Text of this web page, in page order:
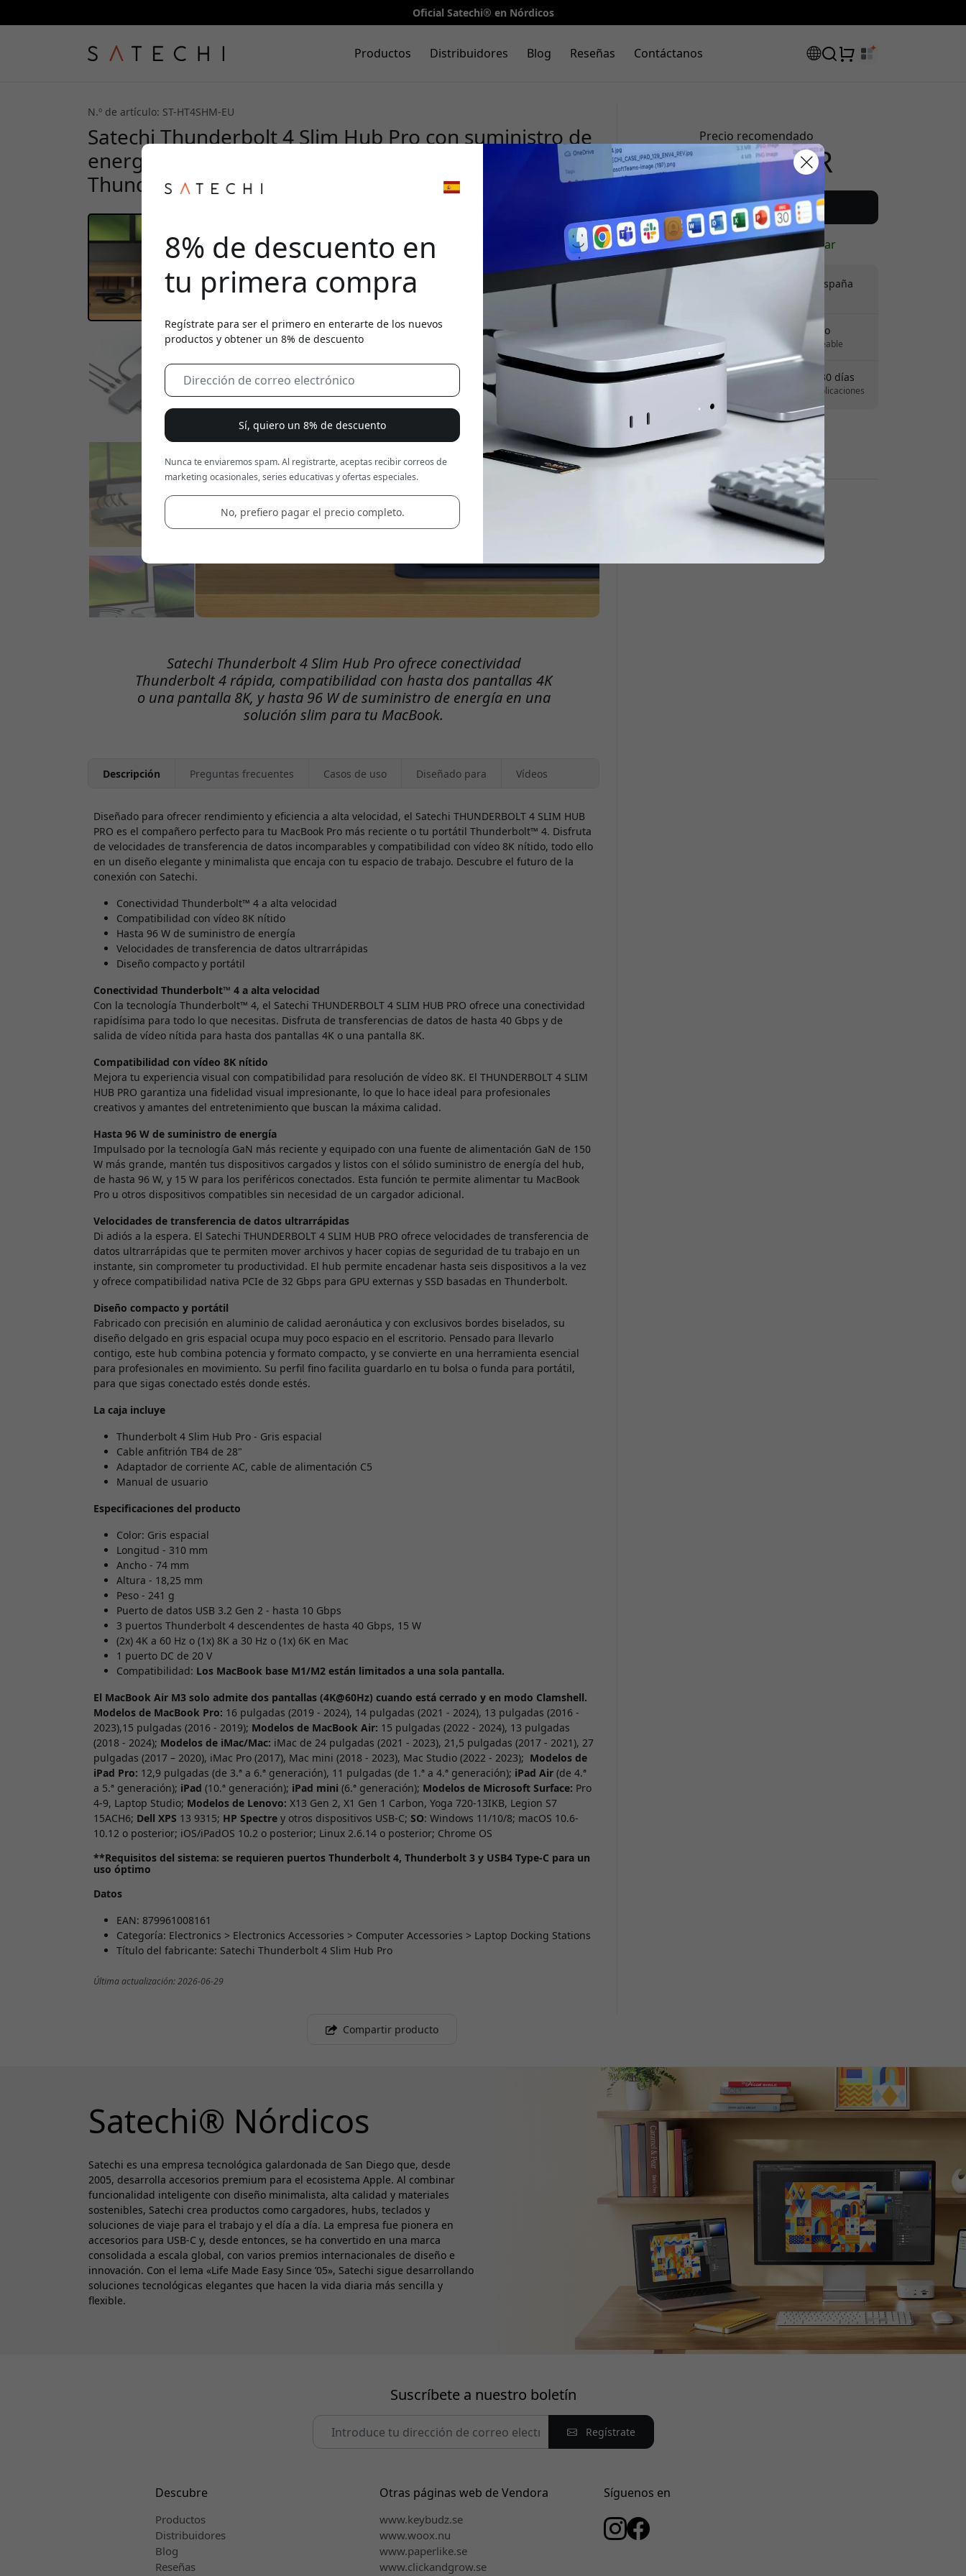
Oficial Satechi® en Nórdicos
Productos Distribuidores Blog Reseñas Contáctanos
N.º de artículo: ST-HT4SHM-EU
Satechi Thunderbolt 4 Slim Hub Pro con suministro de
energía de 96 W, compatibilidad con 8K y tres puertos
Thunderbolt - Gris espacial
Satechi Thunderbolt 4 Slim Hub Pro ofrece conectividad
Thunderbolt 4 rápida, compatibilidad con hasta dos pantallas 4K
o una pantalla 8K, y hasta 96 W de suministro de energía en una
solución slim para tu MacBook.
Descripción Preguntas frecuentes Casos de uso Diseñado para Vídeos
Diseñado para ofrecer rendimiento y eficiencia a alta velocidad, el Satechi THUNDERBOLT 4 SLIM HUB
PRO es el compañero perfecto para tu MacBook Pro más reciente o tu portátil Thunderbolt™ 4. Disfruta
de velocidades de transferencia de datos incomparables y compatibilidad con vídeo 8K nítido, todo ello
en un diseño elegante y minimalista que encaja con tu espacio de trabajo. Descubre el futuro de la
conexión con Satechi.
Conectividad Thunderbolt™ 4 a alta velocidad
Compatibilidad con vídeo 8K nítido
Hasta 96 W de suministro de energía
Velocidades de transferencia de datos ultrarrápidas
Diseño compacto y portátil
Conectividad Thunderbolt™ 4 a alta velocidad
Con la tecnología Thunderbolt™ 4, el Satechi THUNDERBOLT 4 SLIM HUB PRO ofrece una conectividad
rapidísima para todo lo que necesitas. Disfruta de transferencias de datos de hasta 40 Gbps y de
salida de vídeo nítida para hasta dos pantallas 4K o una pantalla 8K.
Compatibilidad con vídeo 8K nítido
Mejora tu experiencia visual con compatibilidad para resolución de vídeo 8K. El THUNDERBOLT 4 SLIM
HUB PRO garantiza una fidelidad visual impresionante, lo que lo hace ideal para profesionales
creativos y amantes del entretenimiento que buscan la máxima calidad.
Hasta 96 W de suministro de energía
Impulsado por la tecnología GaN más reciente y equipado con una fuente de alimentación GaN de 150
W más grande, mantén tus dispositivos cargados y listos con el sólido suministro de energía del hub,
de hasta 96 W, y 15 W para los periféricos conectados. Esta función te permite alimentar tu MacBook
Pro u otros dispositivos compatibles sin necesidad de un cargador adicional.
Velocidades de transferencia de datos ultrarrápidas
Di adiós a la espera. El Satechi THUNDERBOLT 4 SLIM HUB PRO ofrece velocidades de transferencia de
datos ultrarrápidas que te permiten mover archivos y hacer copias de seguridad de tu trabajo en un
instante, sin comprometer tu productividad. El hub permite encadenar hasta seis dispositivos a la vez
y ofrece compatibilidad nativa PCIe de 32 Gbps para GPU externas y SSD basadas en Thunderbolt.
Diseño compacto y portátil
Fabricado con precisión en aluminio de calidad aeronáutica y con exclusivos bordes biselados, su
diseño delgado en gris espacial ocupa muy poco espacio en el escritorio. Pensado para llevarlo
contigo, este hub combina potencia y formato compacto, y se convierte en una herramienta esencial
para profesionales en movimiento. Su perfil fino facilita guardarlo en tu bolsa o funda para portátil,
para que sigas conectado estés donde estés.
La caja incluye
Thunderbolt 4 Slim Hub Pro - Gris espacial
Cable anfitrión TB4 de 28"
Adaptador de corriente AC, cable de alimentación C5
Manual de usuario
Especificaciones del producto
Color: Gris espacial
Longitud - 310 mm
Ancho - 74 mm
Altura - 18,25 mm
Peso - 241 g
Puerto de datos USB 3.2 Gen 2 - hasta 10 Gbps
3 puertos Thunderbolt 4 descendentes de hasta 40 Gbps, 15 W
(2x) 4K a 60 Hz o (1x) 8K a 30 Hz o (1x) 6K en Mac
1 puerto DC de 20 V
Compatibilidad: Los MacBook base M1/M2 están limitados a una sola pantalla.
El MacBook Air M3 solo admite dos pantallas (4K@60Hz) cuando está cerrado y en modo Clamshell.
Modelos de MacBook Pro: 16 pulgadas (2019 - 2024), 14 pulgadas (2021 - 2024), 13 pulgadas (2016 -
2023),15 pulgadas (2016 - 2019); Modelos de MacBook Air: 15 pulgadas (2022 - 2024), 13 pulgadas
(2018 - 2024); Modelos de iMac/Mac: iMac de 24 pulgadas (2021 - 2023), 21,5 pulgadas (2017 - 2021), 27
pulgadas (2017 – 2020), iMac Pro (2017), Mac mini (2018 - 2023), Mac Studio (2022 - 2023); Modelos de
iPad Pro: 12,9 pulgadas (de 3.ª a 6.ª generación), 11 pulgadas (de 1.ª a 4.ª generación); iPad Air (de 4.ª
a 5.ª generación); iPad (10.ª generación); iPad mini (6.ª generación); Modelos de Microsoft Surface: Pro
4-9, Laptop Studio; Modelos de Lenovo: X13 Gen 2, X1 Gen 1 Carbon, Yoga 720-13IKB, Legion S7
15ACH6; Dell XPS 13 9315; HP Spectre y otros dispositivos USB-C; SO: Windows 11/10/8; macOS 10.6-
10.12 o posterior; iOS/iPadOS 10.2 o posterior; Linux 2.6.14 o posterior; Chrome OS
**Requisitos del sistema: se requieren puertos Thunderbolt 4, Thunderbolt 3 y USB4 Type-C para un
uso óptimo
Datos
EAN: 879961008161
Categoría: Electronics > Electronics Accessories > Computer Accessories > Laptop Docking Stations
Título del fabricante: Satechi Thunderbolt 4 Slim Hub Pro
Última actualización: 2026-06-29
Precio recomendado
199.99 EUR
Compra ahora
En stock - listo para enviar
Envío de 9.99 EUR en España
Entrega 7-11 agosto
Entrega rápida y rastreable
Derecho de devolución de 30 días
Devoluciones sencillas - sin complicaciones
Pagos seguros con cifrado
Revendedores:
Compartir producto
Satechi® Nórdicos
Satechi es una empresa tecnológica galardonada de San Diego que, desde
2005, desarrolla accesorios premium para el ecosistema Apple. Al combinar
funcionalidad inteligente con diseño minimalista, alta calidad y materiales
sostenibles, Satechi crea productos como cargadores, hubs, teclados y
soluciones de viaje para el trabajo y el día a día. La empresa fue pionera en
accesorios para USB-C y, desde entonces, se ha convertido en una marca
consolidada a escala global, con varios premios internacionales de diseño e
innovación. Con el lema «Life Made Easy Since ’05», Satechi sigue desarrollando
soluciones tecnológicas elegantes que hacen la vida diaria más sencilla y
flexible.
Suscríbete a nuestro boletín
Regístrate
Descubre
Productos
Distribuidores
Blog
Reseñas
Otras páginas web de Vendora
www.keybudz.se
www.woox.nu
www.paperlike.se
www.clickandgrow.se
Síguenos en
8% de descuento en
tu primera compra
Regístrate para ser el primero en enterarte de los nuevos
productos y obtener un 8% de descuento
Sí, quiero un 8% de descuento
Nunca te enviaremos spam. Al registrarte, aceptas recibir correos de
marketing ocasionales, series educativas y ofertas especiales.
No, prefiero pagar el precio completo.
🎉 Tu código de
descuento:
Usa este código en la caja para obtener 8% de descuento.